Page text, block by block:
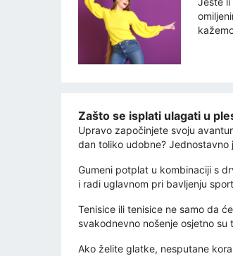
Zašto se isplati ulagati u
Upravo započinjete svoju
dan toliko udobne? Jednostavno
Gumeni potplat u kombinaciji s
i radi uglavnom pri bavljenju
Tenisice ili tenisice ne samo da
svakodnevno nošenje osjetno
Ako želite glatke, nesputane